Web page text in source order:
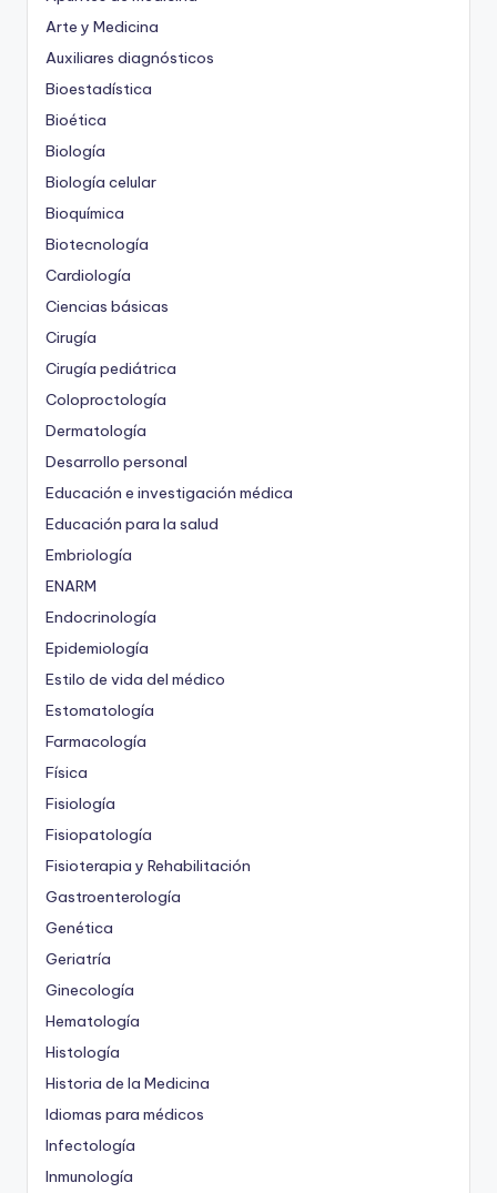
Arte y Medicina
Auxiliares diagnósticos
Bioestadística
Bioética
Biología
Biología celular
Bioquímica
Biotecnología
Cardiología
Ciencias básicas
Cirugía
Cirugía pediátrica
Coloproctología
Dermatología
Desarrollo personal
Educación e investigación médica
Educación para la salud
Embriología
ENARM
Endocrinología
Epidemiología
Estilo de vida del médico
Estomatología
Farmacología
Física
Fisiología
Fisiopatología
Fisioterapia y Rehabilitación
Gastroenterología
Genética
Geriatría
Ginecología
Hematología
Histología
Historia de la Medicina
Idiomas para médicos
Infectología
Inmunología